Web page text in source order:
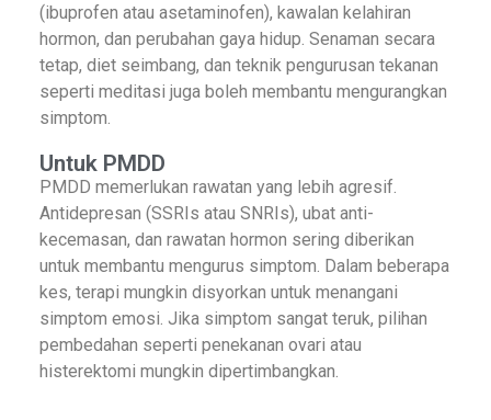
(ibuprofen atau asetaminofen), kawalan kelahiran
hormon, dan perubahan gaya hidup. Senaman secara
tetap, diet seimbang, dan teknik pengurusan tekanan
seperti meditasi juga boleh membantu mengurangkan
simptom.
Untuk PMDD
PMDD memerlukan rawatan yang lebih agresif.
Antidepresan (SSRIs atau SNRIs), ubat anti-
kecemasan, dan rawatan hormon sering diberikan
untuk membantu mengurus simptom. Dalam beberapa
kes, terapi mungkin disyorkan untuk menangani
simptom emosi. Jika simptom sangat teruk, pilihan
pembedahan seperti penekanan ovari atau
histerektomi mungkin dipertimbangkan.